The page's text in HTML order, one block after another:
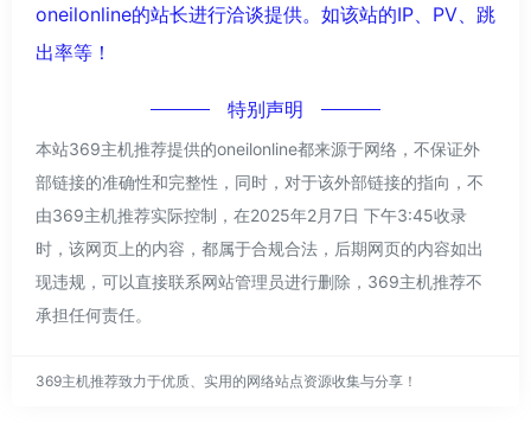
oneilonline的站长进行洽谈提供。如该站的IP、PV、跳
出率等！
特别声明
本站369主机推荐提供的oneilonline都来源于网络，不保证外
部链接的准确性和完整性，同时，对于该外部链接的指向，不
由369主机推荐实际控制，在2025年2月7日 下午3:45收录
时，该网页上的内容，都属于合规合法，后期网页的内容如出
现违规，可以直接联系网站管理员进行删除，369主机推荐不
承担任何责任。
369主机推荐致力于优质、实用的网络站点资源收集与分享！